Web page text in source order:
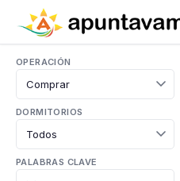
OPERACIÓN
DORMITORIOS
PALABRAS CLAVE